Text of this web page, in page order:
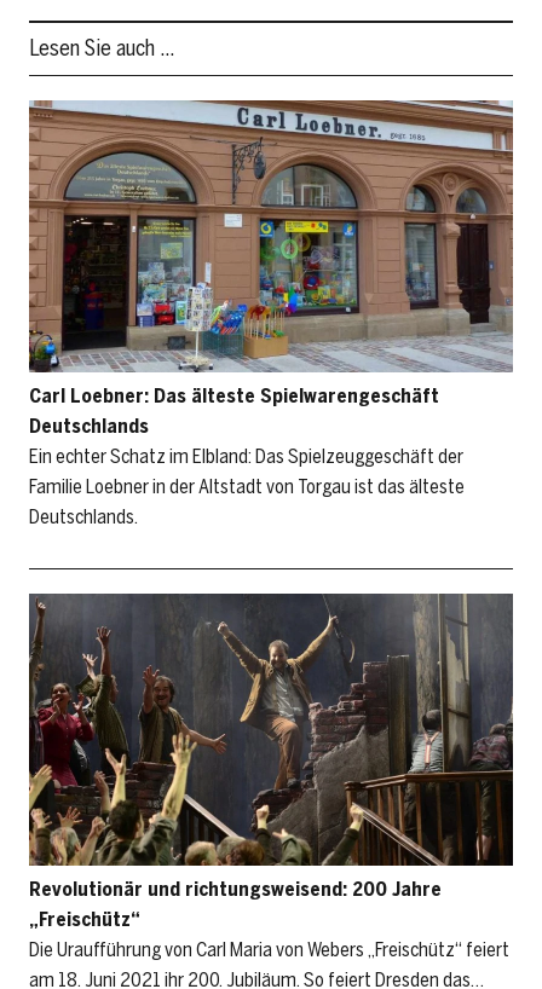
Lesen Sie auch …
Carl Loebner: Das älteste Spielwarengeschäft
Deutschlands
Ein echter Schatz im Elbland: Das Spielzeuggeschäft der
Familie Loebner in der Altstadt von Torgau ist das älteste
Deutschlands.
Revolutionär und richtungsweisend: 200 Jahre
„Freischütz“
Die Uraufführung von Carl Maria von Webers „Freischütz“ feiert
am 18. Juni 2021 ihr 200. Jubiläum. So feiert Dresden das…